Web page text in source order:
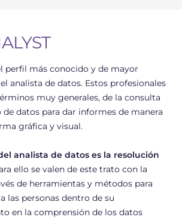
perfil más conocido y de mayor
analista de datos. Estos profesionales
muy generales, de la consulta
datos para dar informes de manera
gráfica y visual.
analista de datos es la resolución
ello se valen de este trato con la
de herramientas y métodos para
las personas dentro de su
en la comprensión de los datos